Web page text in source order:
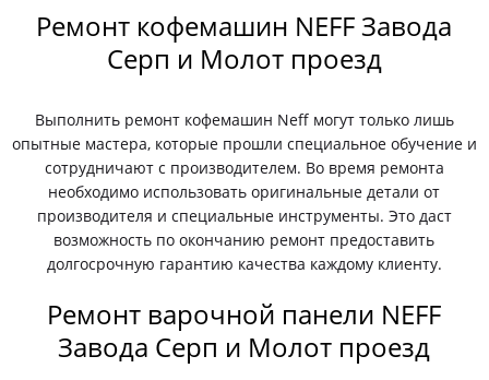
Ремонт кофемашин NEFF Завода
Серп и Молот проезд
Выполнить ремонт кофемашин Neff могут только лишь
опытные мастера, которые прошли специальное обучение и
сотрудничают с производителем. Во время ремонта
необходимо использовать оригинальные детали от
производителя и специальные инструменты. Это даст
возможность по окончанию ремонт предоставить
долгосрочную гарантию качества каждому клиенту.
Ремонт варочной панели NEFF
Завода Серп и Молот проезд